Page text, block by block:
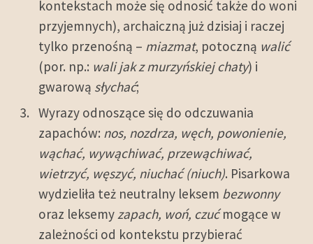
kontekstach może się odnosić także do woni
przyjemnych), archaiczną już dzisiaj i raczej
tylko przenośną – miazmat, potoczną walić
(por. np.: wali jak z murzyńskiej chaty) i
gwarową słychać;
Wyrazy odnoszące się do odczuwania
zapachów: nos, nozdrza, węch, powonienie,
wąchać, wywąchiwać, przewąchiwać,
wietrzyć, węszyć, niuchać (niuch). Pisarkowa
wydzieliła też neutralny leksem bezwonny
oraz leksemyzapach, woń, czućmogące w
zależności od kontekstu przybierać